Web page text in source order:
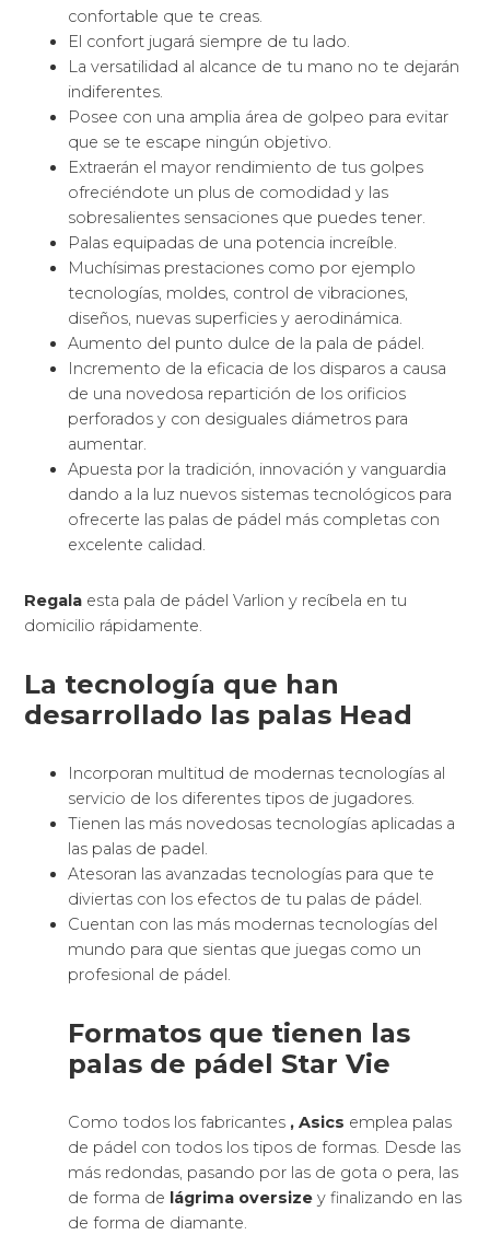
confortable que te creas.
El confort jugará siempre de tu lado.
La versatilidad al alcance de tu mano no te dejarán
indiferentes.
Posee con una amplia área de golpeo para evitar
que se te escape ningún objetivo.
Extraerán el mayor rendimiento de tus golpes
ofreciéndote un plus de comodidad y las
sobresalientes sensaciones que puedes tener.
Palas equipadas de una potencia increíble.
Muchísimas prestaciones como por ejemplo
tecnologías, moldes, control de vibraciones,
diseños, nuevas superficies y aerodinámica.
Aumento del punto dulce de la pala de pádel.
Incremento de la eficacia de los disparos a causa
de una novedosa repartición de los orificios
perforados y con desiguales diámetros para
aumentar.
Apuesta por la tradición, innovación y vanguardia
dando a la luz nuevos sistemas tecnológicos para
ofrecerte las palas de pádel más completas con
excelente calidad.
Regala esta pala de pádel Varlion y recíbela en tu
domicilio rápidamente.
La tecnología que han
desarrollado las palas Head
Incorporan multitud de modernas tecnologías al
servicio de los diferentes tipos de jugadores.
Tienen las más novedosas tecnologías aplicadas a
las palas de padel.
Atesoran las avanzadas tecnologías para que te
diviertas con los efectos de tu palas de pádel.
Cuentan con las más modernas tecnologías del
mundo para que sientas que juegas como un
profesional de pádel.
Formatos que tienen las
palas de pádel Star Vie
Como todos los fabricantes , Asics emplea palas
de pádel con todos los tipos de formas. Desde las
más redondas, pasando por las de gota o pera, las
de forma de lágrima oversize y finalizando en las
de forma de diamante.